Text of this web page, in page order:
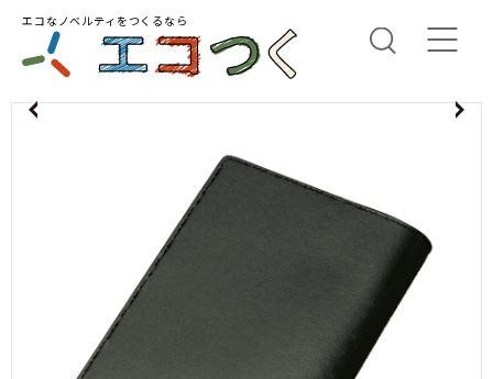
エコなノベルティをつくるなら